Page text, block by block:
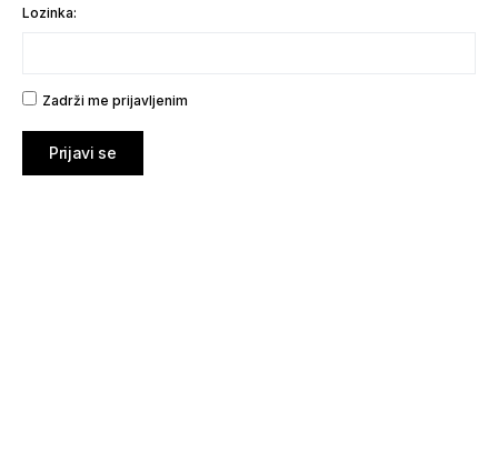
Lozinka:
Zadrži me prijavljenim
Prijavi se